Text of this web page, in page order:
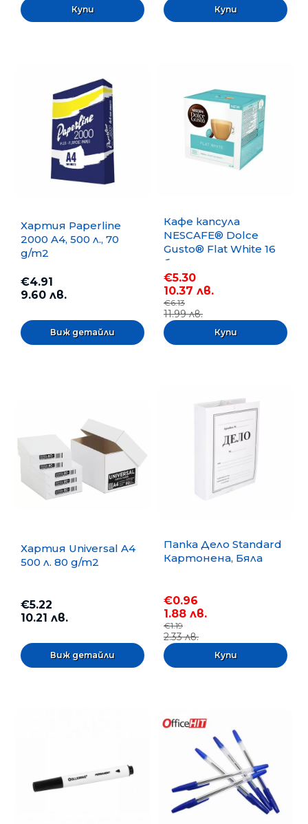
Хартия Paperline
2000 A4, 500 л., 70
g/m2
€4.91
9.60 лв.
Виж детайли
Кафе капсула
NESCAFE® Dolce
Gusto® Flat White 16
бр.
€5.30
10.37 лв.
€6.13
11.99 лв.
Хартия Universal A4
500 л. 80 g/m2
€5.22
10.21 лв.
Виж детайли
Папка Дело Standard
Картонена, Бяла
€0.96
1.88 лв.
€1.19
2.33 лв.